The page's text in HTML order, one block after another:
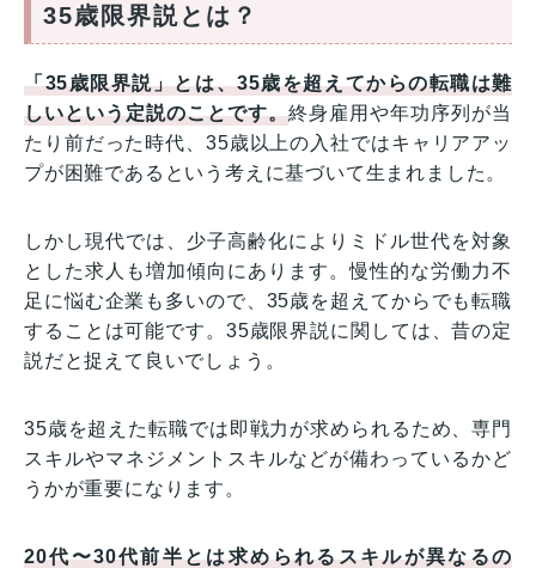
35歳限界説とは？
「35歳限界説」とは、35歳を超えてからの転職は難
しいという定説のことです。終身雇用や年功序列が当
たり前だった時代、35歳以上の入社ではキャリアアッ
プが困難であるという考えに基づいて生まれました。
しかし現代では、少子高齢化によりミドル世代を対象
とした求人も増加傾向にあります。慢性的な労働力不
足に悩む企業も多いので、35歳を超えてからでも転職
することは可能です。35歳限界説に関しては、昔の定
説だと捉えて良いでしょう。
35歳を超えた転職では即戦力が求められるため、専門
スキルやマネジメントスキルなどが備わっているかど
うかが重要になります。
20代〜30代前半とは求められるスキルが異なるの